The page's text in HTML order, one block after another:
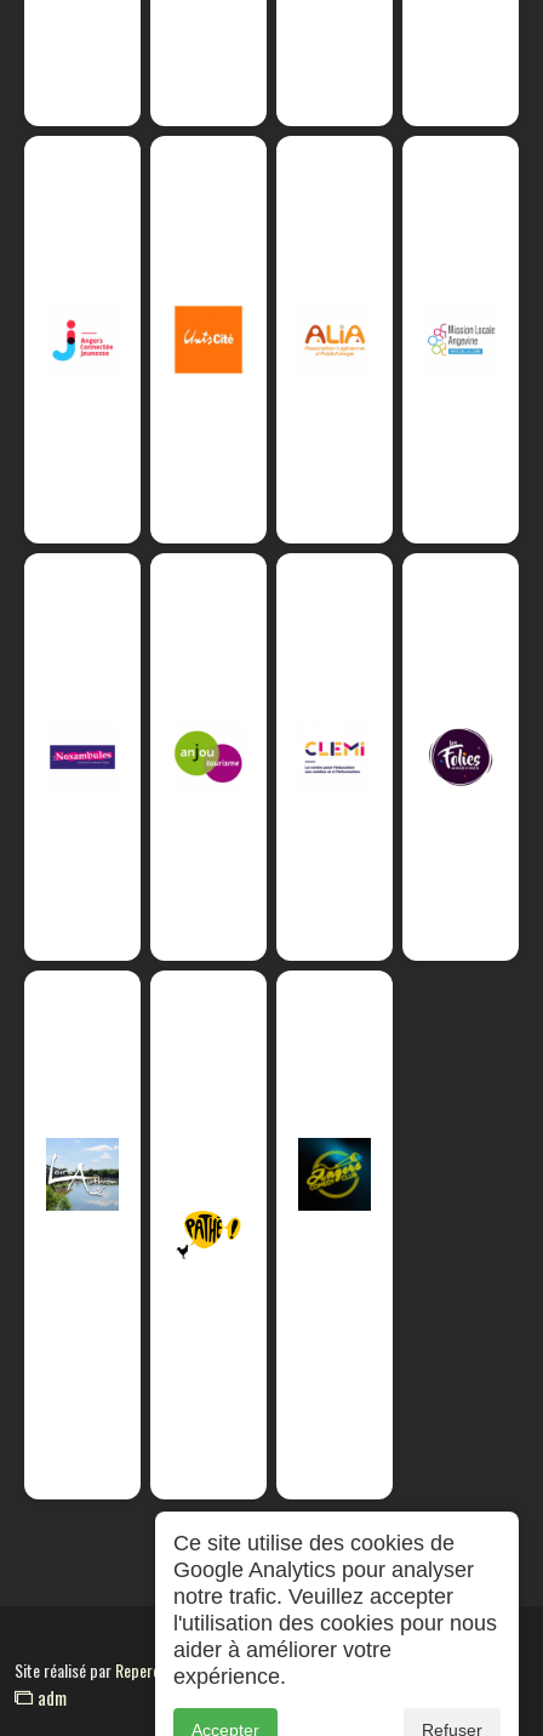
Site réalisé parRepereCom
adm
Ce site utilise des cookies de
Google Analytics pour analyser
notre trafic. Veuillez accepter
l'utilisation des cookies pour nous
aider à améliorer votre
expérience.
Accepter Refuser